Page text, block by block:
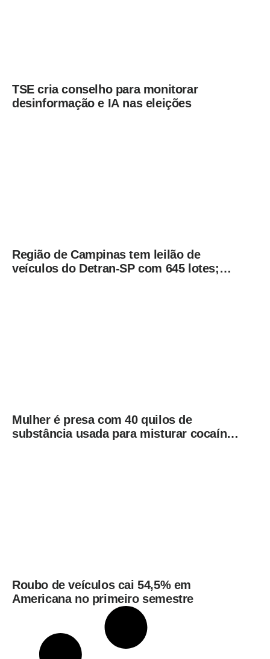
TSE cria conselho para monitorar
desinformação e IA nas eleições
Região de Campinas tem leilão de
veículos do Detran-SP com 645 lotes;
Mulher é presa com 40 quilos de
substância usada para misturar cocaína
Roubo de veículos cai 54,5% em
Americana no primeiro semestre